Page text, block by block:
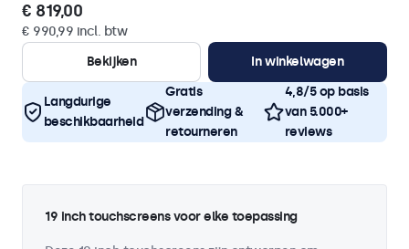
€ 819,00
€ 990,99 incl. btw
Bekijken
In winkelwagen
Langdurige
beschikbaarheid
Gratis
verzending &
retourneren
4,8/5 op basis
van 5.000+
reviews
19 inch touchscreens voor elke toepassing